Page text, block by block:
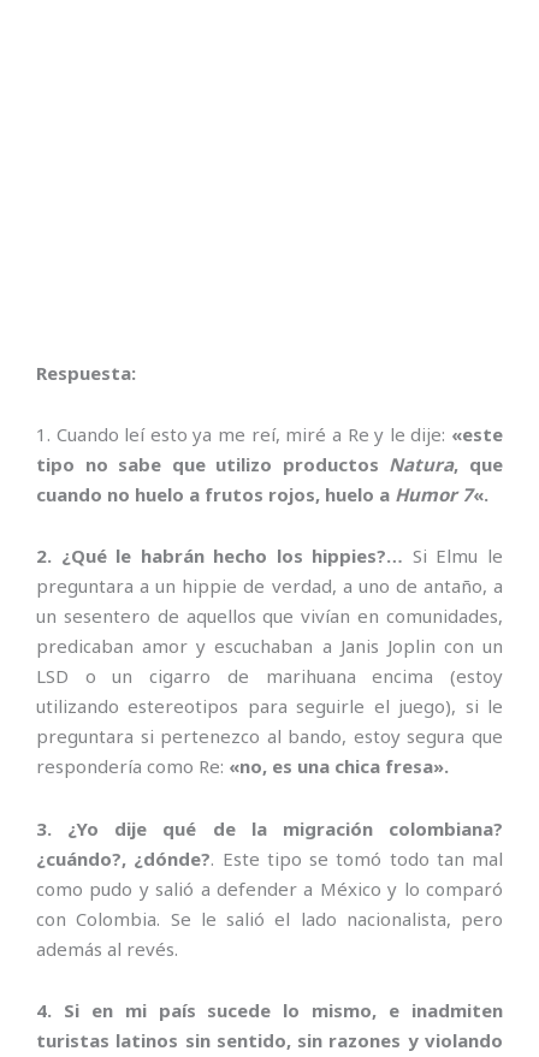
Respuesta:
1. Cuando leí esto ya me reí, miré a Re y le dije: «este
tipo no sabe que utilizo productos Natura, que
cuando no huelo a frutos rojos, huelo a Humor 7«.
2. ¿Qué le habrán hecho los hippies?… Si Elmu le
preguntara a un hippie de verdad, a uno de antaño, a
un sesentero de aquellos que vivían en comunidades,
predicaban amor y escuchaban a Janis Joplin con un
LSD o un cigarro de marihuana encima (estoy
utilizando estereotipos para seguirle el juego), si le
preguntara si pertenezco al bando, estoy segura que
respondería como Re: «no, es una chica fresa».
3. ¿Yo dije qué de la migración colombiana?
¿cuándo?, ¿dónde?. Este tipo se tomó todo tan mal
como pudo y salió a defender a México y lo comparó
con Colombia. Se le salió el lado nacionalista, pero
además al revés.
4. Si en mi país sucede lo mismo, e inadmiten
turistas latinos sin sentido, sin razones y violando